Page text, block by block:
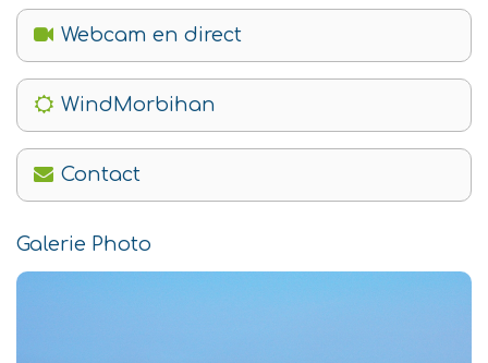
Webcam en direct
WindMorbihan
Contact
Galerie Photo